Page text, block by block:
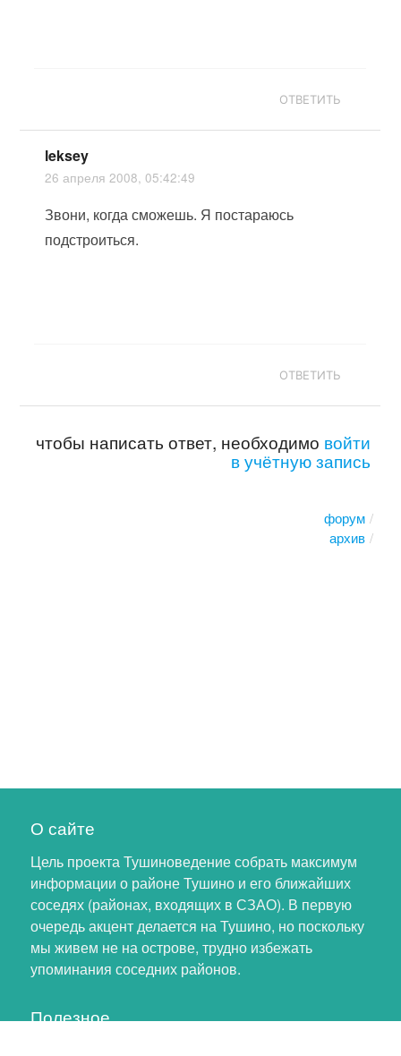
ОТВЕТИТЬ
leksey
26 апреля 2008, 05:42:49
Звони, когда сможешь. Я постараюсь
подстроиться.
ОТВЕТИТЬ
чтобы написать ответ, необходимо войти
в учётную запись
форум
архив
О сайте
Цель проекта Тушиноведение собрать максимум
информации о районе Тушино и его ближайших
соседях (районах, входящих в СЗАО). В первую
очередь акцент делается на Тушино, но поскольку
мы живем не на острове, трудно избежать
упоминания соседних районов.
Полезное